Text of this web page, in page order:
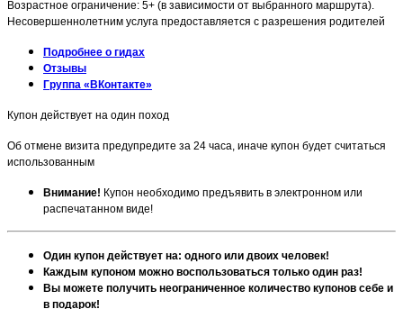
Возрастное ограничение: 5+ (в зависимости от выбранного маршрута).
Несовершеннолетним услуга предоставляется с разрешения родителей
Подробнее о гидах
Отзывы
Группа «ВКонтакте»
Купон действует на один поход
Об отмене визита предупредите за 24 часа, иначе купон будет считаться
использованным
Внимание! Купон необходимо предъявить в электронном или
распечатанном виде!
Один купон действует на: одного или двоих человек!
Каждым купоном можно воспользоваться только один раз!
Вы можете получить неограниченное количество купонов себе и
в подарок!